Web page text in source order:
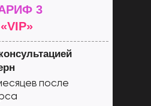
3
«VIP»
после